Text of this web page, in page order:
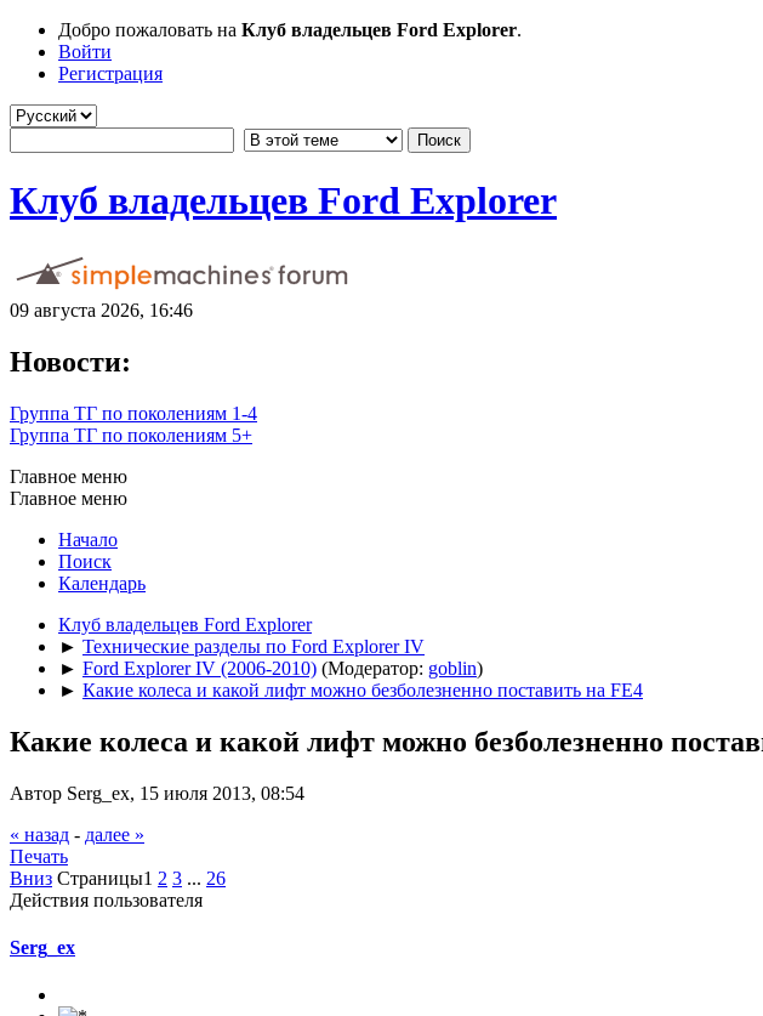
Добро пожаловать на Клуб владельцев Ford Explorer.
Войти
Регистрация
Клуб владельцев Ford Explorer
09 августа 2026, 16:46
Новости:
Группа ТГ по поколениям 1-4
Группа ТГ по поколениям 5+
Главное меню
Главное меню
Начало
Поиск
Календарь
Клуб владельцев Ford Explorer
► Технические разделы по Ford Explorer IV
► Ford Explorer IV (2006-2010) (Модератор: goblin)
► Какие колеса и какой лифт можно безболезненно поставить на FE4
Какие колеса и какой лифт можно безболезненно
Автор Serg_ex, 15 июля 2013, 08:54
« назад - далее »
Печать
Вниз Страницы1 2 3 ... 26
Действия пользователя
Serg_ex